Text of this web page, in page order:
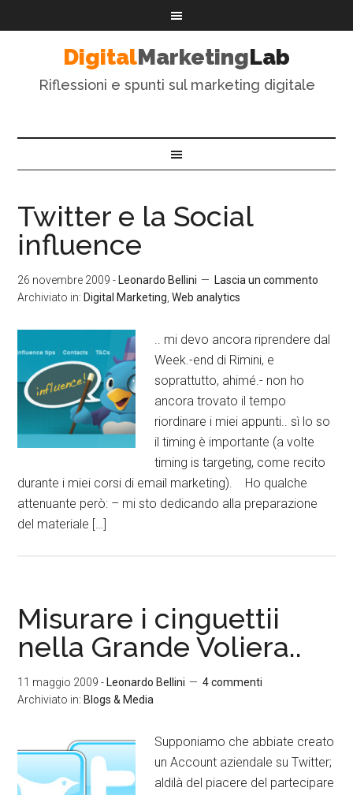
DigitalMarketingLab
Riflessioni e spunti sul marketing digitale
Twitter e la Social
influence
26 novembre 2009 - Leonardo Bellini
Lascia un commento
Archiviato in: Digital Marketing ,Web analytics
.. mi devo ancora riprendere dal
Week.-end di Rimini, e
soprattutto, ahimé.- non ho
ancora trovato il tempo
riordinare i miei appunti.. sì lo so
il timing è importante (a volte
timing is targeting, come recito
durante i miei corsi di email marketing). Ho qualche
attenuante però: – mi sto dedicando alla preparazione
del materiale […]
Misurare i cinguettii
nella Grande Voliera..
11 maggio 2009 - Leonardo Bellini
4 commenti
Archiviato in: Blogs & Media
Supponiamo che abbiate creato
un Account aziendale su Twitter;
aldilà del piacere del partecipare